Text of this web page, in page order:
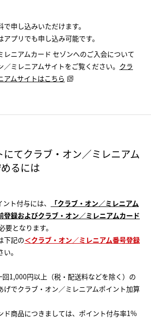
申し込みいただけます。
プリでも申し込み可能です。
ニアムカード セゾンへのご入会について
ミレニアムサイトをご覧ください。 クラ
アムサイトはこちら
てクラブ・オン／ミレニアム
るには
ト付与には、
「クラブ・オン／ミレニアム
登録およびクラブ・オン／ミレニアムカード
要となります。
下記の＜クラブ・オン／ミレニアム番号登録
。
1,000円以上（税・配送料などを除く）の
げでクラブ・オン／ミレニアムポイント加算
商品につきましては、ポイント付与率1%